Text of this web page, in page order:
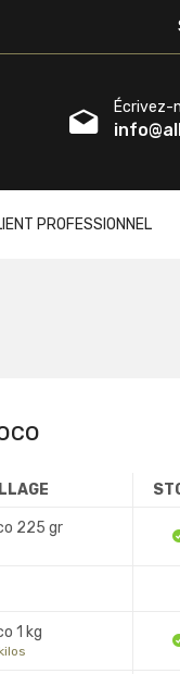
Écrivez-
PROFESSIONNEL
225 gr
1 kg